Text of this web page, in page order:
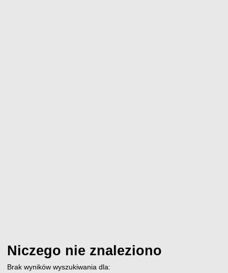
Niczego nie znaleziono
Brak wyników wyszukiwania dla: